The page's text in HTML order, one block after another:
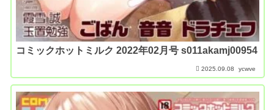
コミックホットミルク 2022年02月号 s011akamj00954
2025.09.08 ycwve